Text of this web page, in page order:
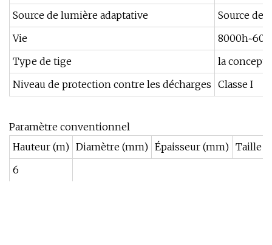
Source de lumière adaptative
Source de
Vie
Type de tige
la
Niveau de protection contre les décharges Classe I
Paramètre conventionnel
Hauteur (m) Diamètre (mm) Épaisseur (mm) Taille
6